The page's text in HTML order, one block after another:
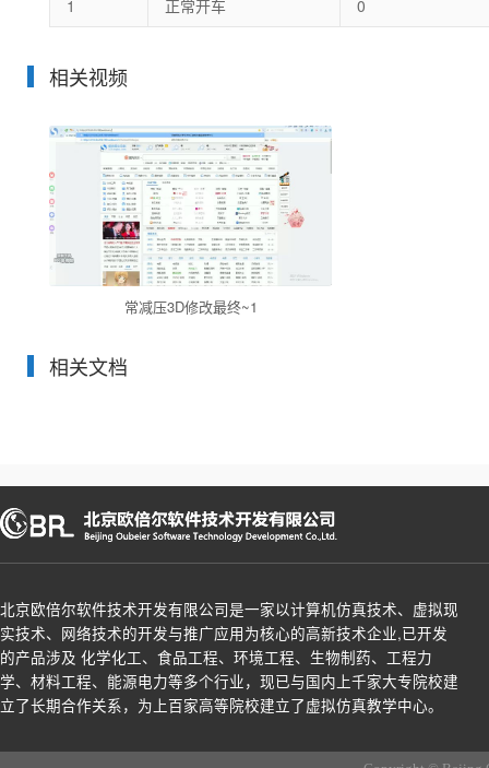
1
正常开车 0
相关视频
常减压3D修改最终~1
相关文档
北京欧倍尔软件技术开发有限公司是一家以计算机仿真技术、虚拟现
实技术、网络技术的开发与推广应用为核心的高新技术企业,已开发
的产品涉及 化学化工、食品工程、环境工程、生物制药、工程力
学、材料工程、能源电力等多个行业，现已与国内上千家大专院校建
立了长期合作关系，为上百家高等院校建立了虚拟仿真教学中心。